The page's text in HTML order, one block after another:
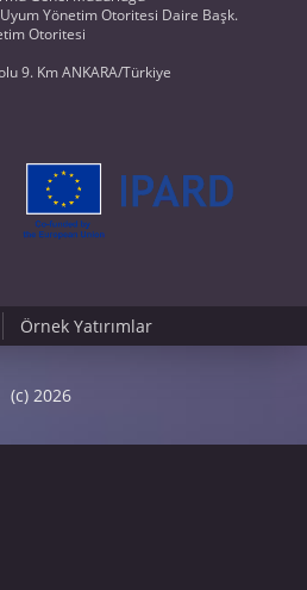
Uyum Yönetim Otoritesi Daire Başk.
Otoritesi
9. Km ANKARA/Türkiye
Örnek Yatırımlar
(c) 2026